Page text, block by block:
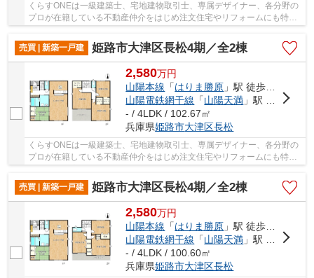
くらすONEは一級建築士、宅地建物取引士、専属デザイナー、各分野の
プロが在籍している不動産仲介をはじめ注文住宅やリフォームにも特化
売買 | 新築一戸建
姫路市大津区長松4期／全2棟
2,580万円
山陽本線 「はりま勝原 」駅 徒歩24分
山陽電鉄網干線 「山陽天満 」駅 徒歩21分
- / 4LDK / 102.67㎡
兵庫県姫路市大津区長松
くらすONEは一級建築士、宅地建物取引士、専属デザイナー、各分野の
プロが在籍している不動産仲介をはじめ注文住宅やリフォームにも特化
しているお店です♪住まいに関する事は何でも気...
売買 | 新築一戸建
姫路市大津区長松4期／全2棟
2,580万円
山陽本線 「はりま勝原 」駅 徒歩24分
山陽電鉄網干線 「山陽天満 」駅 徒歩21分
- / 4LDK / 100.60㎡
兵庫県姫路市大津区長松